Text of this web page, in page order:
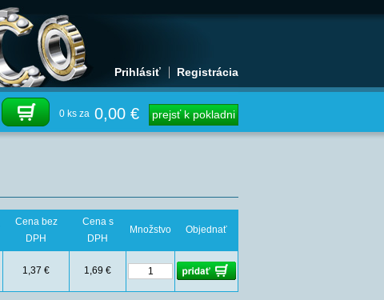
0 ks za 0,00 € prejsť k pokladni
Prihlásiť Registrácia
Cena bez
DPH
Cena s
DPH
Množstvo Objednať
1,37 € 1,69 €